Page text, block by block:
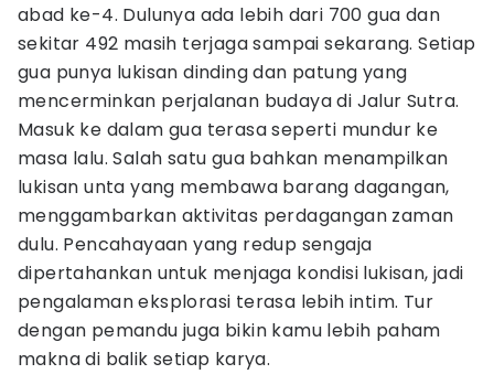
abad ke-4. Dulunya ada lebih dari 700 gua dan
sekitar 492 masih terjaga sampai sekarang. Setiap
gua punya lukisan dinding dan patung yang
mencerminkan perjalanan budaya di Jalur Sutra.
Masuk ke dalam gua terasa seperti mundur ke
masa lalu. Salah satu gua bahkan menampilkan
lukisan unta yang membawa barang dagangan,
menggambarkan aktivitas perdagangan zaman
dulu. Pencahayaan yang redup sengaja
dipertahankan untuk menjaga kondisi lukisan, jadi
pengalaman eksplorasi terasa lebih intim. Tur
dengan pemandu juga bikin kamu lebih paham
makna di balik setiap karya.